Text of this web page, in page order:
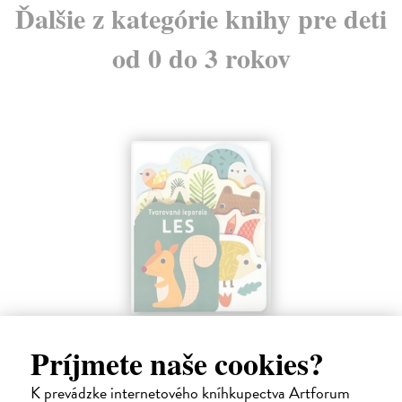
Príjmete naše cookies?
K prevádzke internetového kníhkupectva Artforum
Ďalšie z kategórie knihy pre deti
od 0 do 3 rokov
Payne Sally
| Kniha
Táto knižka s veselými obrázkami a rôzne tvarovanými stránkami
zaujme malé deti a zoznámi ich so životom v lese.